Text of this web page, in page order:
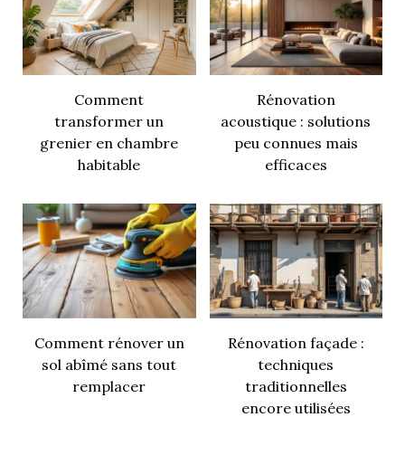
Comment
transformer un
grenier en chambre
habitable
Rénovation
acoustique : solutions
peu connues mais
efficaces
Comment rénover un
sol abîmé sans tout
remplacer
Rénovation façade :
techniques
traditionnelles
encore utilisées